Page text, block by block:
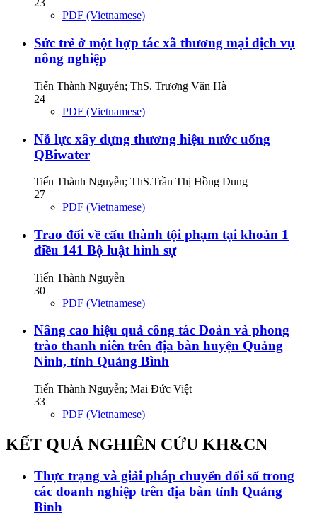
23
PDF (Vietnamese)
Sức trẻ ở một hợp tác xã thương mại dịch vụ
nông nghiệp
Tiến Thành Nguyễn; ThS. Trương Văn Hà
24
PDF (Vietnamese)
Nỗ lực xây dựng thương hiệu nước uống
QBiwater
Tiến Thành Nguyễn; ThS.Trần Thị Hồng Dung
27
PDF (Vietnamese)
Trao đổi về cấu thành tội phạm tại khoản 1
điều 141 Bộ luật hình sự
Tiến Thành Nguyễn
30
PDF (Vietnamese)
Nâng cao hiệu quả công tác Đoàn và phong
trào thanh niên trên địa bàn huyện Quảng
Ninh, tỉnh Quảng Bình
Tiến Thành Nguyễn; Mai Đức Việt
33
PDF (Vietnamese)
KẾT QUẢ NGHIÊN CỨU KH&CN
Thực trạng và giải pháp chuyển đổi số trong
các doanh nghiệp trên địa bàn tỉnh Quảng
Bình